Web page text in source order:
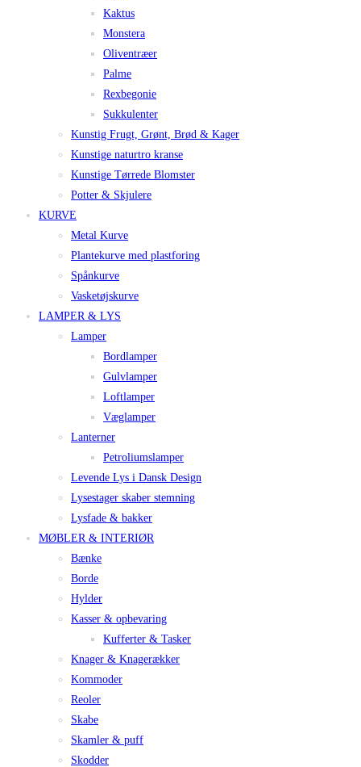
Kaktus
Monstera
Oliventræer
Palme
Rexbegonie
Sukkulenter
Kunstig Frugt, Grønt, Brød & Kager
Kunstige naturtro kranse
Kunstige Tørrede Blomster
Potter & Skjulere
KURVE
Metal Kurve
Plantekurve med plastforing
Spånkurve
Vasketøjskurve
LAMPER & LYS
Lamper
Bordlamper
Gulvlamper
Loftlamper
Væglamper
Lanterner
Petroliumslamper
Levende Lys i Dansk Design
Lysestager skaber stemning
Lysfade & bakker
MØBLER & INTERIØR
Bænke
Borde
Hylder
Kasser & opbevaring
Kufferter & Tasker
Knager & Knagerækker
Kommoder
Reoler
Skabe
Skamler & puff
Skodder